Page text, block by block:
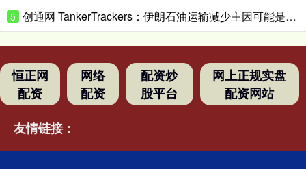
5 创通网 TankerTrackers：伊朗石油运输减少主因可能是泄漏事故 而非美国封锁
恒正网
配资
网络
配资
配资炒
股平台
网上正规实盘
配资网站
友情链接：